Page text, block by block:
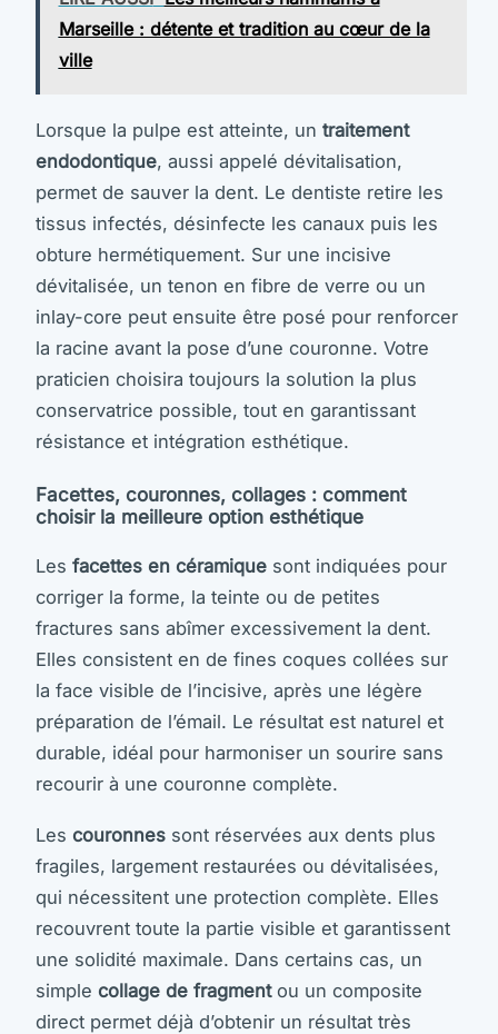
Marseille : détente et tradition au cœur de la
ville
Lorsque la pulpe est atteinte, un traitement
endodontique, aussi appelé dévitalisation,
permet de sauver la dent. Le dentiste retire les
tissus infectés, désinfecte les canaux puis les
obture hermétiquement. Sur une incisive
dévitalisée, un tenon en fibre de verre ou un
inlay-core peut ensuite être posé pour renforcer
la racine avant la pose d’une couronne. Votre
praticien choisira toujours la solution la plus
conservatrice possible, tout en garantissant
résistance et intégration esthétique.
Facettes, couronnes, collages : comment
choisir la meilleure option esthétique
Les facettes en céramique sont indiquées pour
corriger la forme, la teinte ou de petites
fractures sans abîmer excessivement la dent.
Elles consistent en de fines coques collées sur
la face visible de l’incisive, après une légère
préparation de l’émail. Le résultat est naturel et
durable, idéal pour harmoniser un sourire sans
recourir à une couronne complète.
Les couronnes sont réservées aux dents plus
fragiles, largement restaurées ou dévitalisées,
qui nécessitent une protection complète. Elles
recouvrent toute la partie visible et garantissent
une solidité maximale. Dans certains cas, un
simple collage de fragmentou un composite
direct permet déjà d’obtenir un résultat très